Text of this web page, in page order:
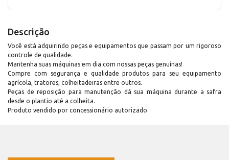
Descrição
Você está adquirindo peças e equipamentos que passam por um rigoroso
controle de qualidade.
Mantenha suas máquinas em dia com nossas peças genuínas!
Compre com segurança e qualidade produtos para seu equipamento
agrícola, tratores, colheitadeiras entre outros.
Peças de reposição para manutenção dá sua máquina durante a safra
desde o plantio até a colheita.
Produto vendido por concessionário autorizado.